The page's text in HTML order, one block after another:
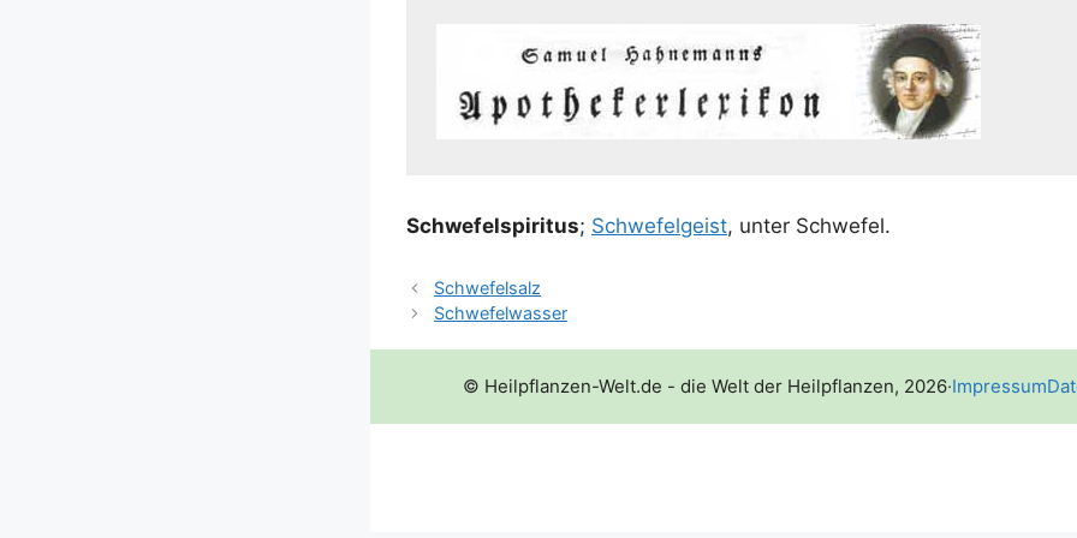
Schwe­felspi­ri­tus; Schwe­fel­geist, unter Schwefel.
Schwefelsalz
Schwefelwasser
© Heilpflanzen-Welt.de - die Welt der Heilpflanzen, 2026·Impressum